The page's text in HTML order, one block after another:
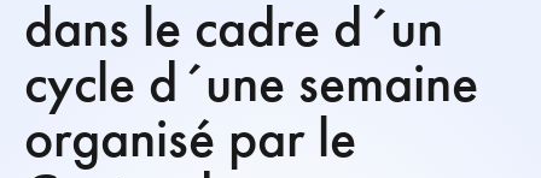
dans le cadre d´un
cycle d´une semaine
organisé par le